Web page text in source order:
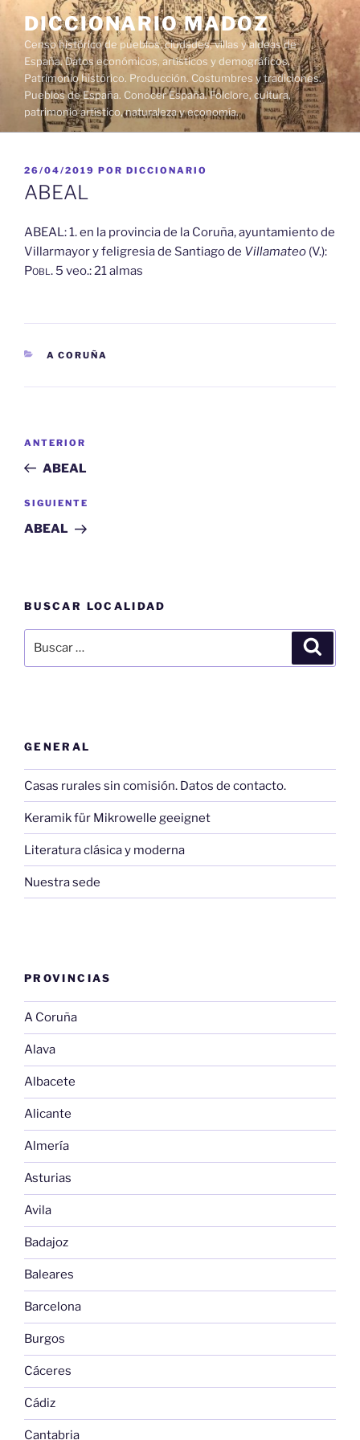
contenido
DICCIONARIO MADOZ
Censo histórico de pueblos, ciudades, villas y aldeas de
España. Datos económicos, artísticos y demográficos.
Patrimonio histórico. Producción. Costumbres y tradiciones.
Pueblos de España. Conocer España. Folclore, cultura,
patrimonio artístico, naturaleza y economía.
PUBLICADO
EL
26/04/2019 POR DICCIONARIO
ABEAL
ABEAL: 1. en la provincia de la Coruña, ayuntamiento de
Villarmayor y feligresia de Santiago de Villamateo (V.):
Pobl. 5 veo.: 21 almas
CATEGORÍAS
A CORUÑA
entradas
Entrada
anterior:
ANTERIOR
ABEAL
Siguiente
entrada
SIGUIENTE
ABEAL
BUSCAR LOCALIDAD
por:
GENERAL
Casas rurales sin comisión. Datos de contacto.
Keramik für Mikrowelle geeignet
Literatura clásica y moderna
Nuestra sede
PROVINCIAS
A Coruña
Alava
Albacete
Alicante
Almería
Asturias
Avila
Badajoz
Baleares
Barcelona
Burgos
Cáceres
Cádiz
Cantabria